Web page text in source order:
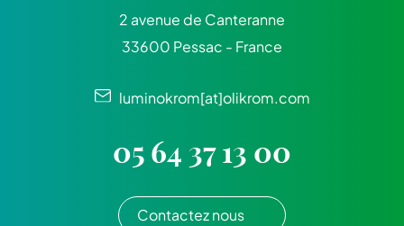
2 avenue de Canteranne
33600 Pessac - France
luminokrom[at]olikrom.com
05 64 37 13 00
Contactez nous